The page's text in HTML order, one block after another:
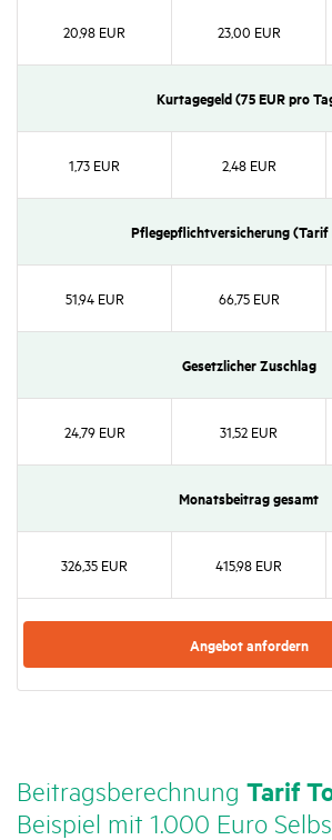
20,98 EUR 23,00 EUR
Kurta­ge­geld (75 EUR pro
1,73 EUR 2,48 EUR
Pfle­ge­pflicht­ver­si­che­rung
51,94 EUR 66,75 EUR
Gesetz­li­cher Zuschlag
24,79 EUR 31,52 EUR
Monats­bei­trag gesamt
326,35 EUR 415,98 EUR
Angebot anfor­dern
Beitrags­be­rech­nung Tarif
Beispiel mit 1.000 Euro